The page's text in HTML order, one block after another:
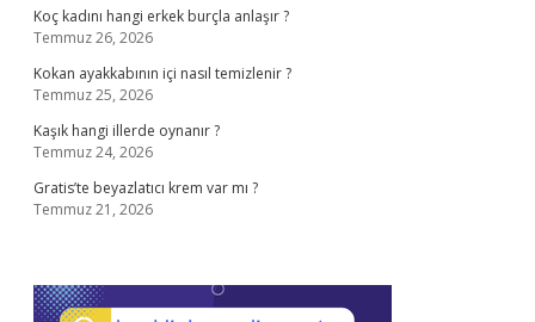
Koç kadını hangi erkek burçla anlaşır ?
Temmuz 26, 2026
Kokan ayakkabının içi nasıl temizlenir ?
Temmuz 25, 2026
Kaşık hangi illerde oynanır ?
Temmuz 24, 2026
Gratis’te beyazlatıcı krem var mı ?
Temmuz 21, 2026